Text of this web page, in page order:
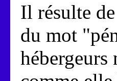
Il résulte
du mot
hébergeurs